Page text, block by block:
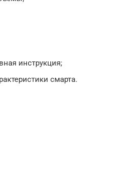
инструкция;
смарта.